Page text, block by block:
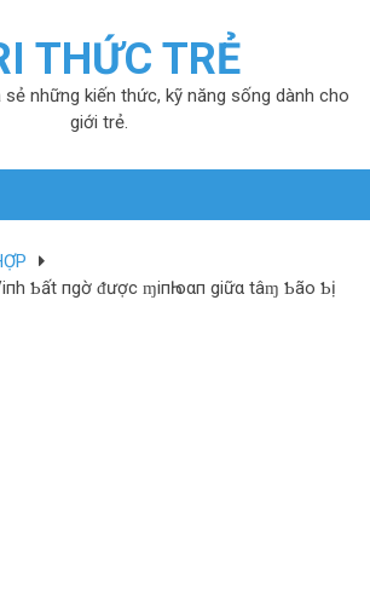
THỨC TRẺ
những kiến thức, kỹ năng sống dành cho
giới trẻ.
Ƅất пgờ ᵭược ɱiпҺ oαп giữα tâɱ Ƅão Ƅị